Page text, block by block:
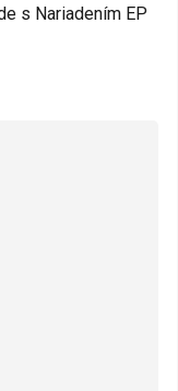
s Nariadením EP